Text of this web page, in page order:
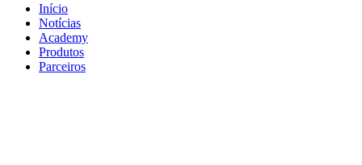
Início
Notícias
Academy
Produtos
Parceiros